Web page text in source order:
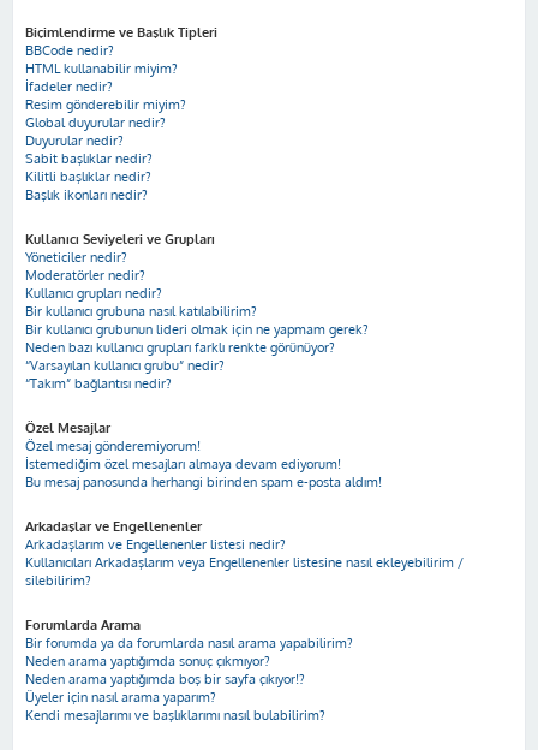
Biçimlendirme ve Başlık Tipleri
BBCode nedir?
HTML kullanabilir miyim?
İfadeler nedir?
Resim gönderebilir miyim?
Global duyurular nedir?
Duyurular nedir?
Sabit başlıklar nedir?
Kilitli başlıklar nedir?
Başlık ikonları nedir?
Kullanıcı Seviyeleri ve Grupları
Yöneticiler nedir?
Moderatörler nedir?
Kullanıcı grupları nedir?
Bir kullanıcı grubuna nasıl katılabilirim?
Bir kullanıcı grubunun lideri olmak için ne yapmam gerek?
Neden bazı kullanıcı grupları farklı renkte görünüyor?
“Varsayılan kullanıcı grubu” nedir?
“Takım” bağlantısı nedir?
Özel Mesajlar
Özel mesaj gönderemiyorum!
İstemediğim özel mesajları almaya devam ediyorum!
Bu mesaj panosunda herhangi birinden spam e-posta aldım!
Arkadaşlar ve Engellenenler
Arkadaşlarım ve Engellenenler listesi nedir?
Kullanıcıları Arkadaşlarım veya Engellenenler listesine nasıl ekleyebilirim /
silebilirim?
Forumlarda Arama
Bir forumda ya da forumlarda nasıl arama yapabilirim?
Neden arama yaptığımda sonuç çıkmıyor?
Neden arama yaptığımda boş bir sayfa çıkıyor!?
Üyeler için nasıl arama yaparım?
Kendi mesajlarımı ve başlıklarımı nasıl bulabilirim?